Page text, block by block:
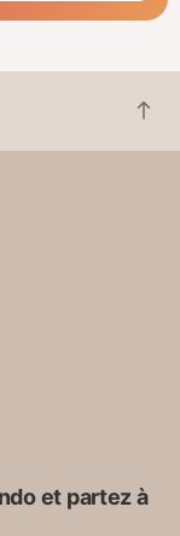
R
e
et partez à